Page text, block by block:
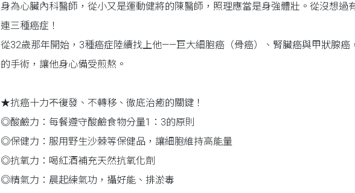
身為心臟內科醫師，從小又是運動健將的陳醫師，照理應當是身強體壯。從沒想過
連三種癌症！
從32歲那年開始，3種癌症陸續找上他——巨大細胞癌（骨癌）、腎臟癌與甲狀腺癌
的手術，讓他身心備受煎熬。
★抗癌十力――不復發、不轉移、徹底治癒的關鍵！
◎酸鹼力：每餐遵守酸鹼食物分量1：3的原則
◎保健力：服用野生沙棘等保健品，讓細胞維持高能量
◎抗氧力：喝紅酒補充天然抗氧化劑
◎精氣力：晨起練氣功，攝好能、排淤毒